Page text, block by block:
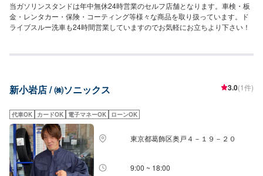
当ガソリンスタンドは年中無休24時営業のセルフ店舗となります。車検・板
金・レンタカー・保険・コーティング等様々な商品を取り扱っています。ド
ライブスルー洗車も24時間営業していますのでお気軽にお立ちより下さい！
新小岩店 / ㈱ソニックス 3.0(1件)
代車OK カードOK 電子マネーOK ローンOK
東京都葛飾区奥戸４－１９－２０
9:00 ~ 18:00